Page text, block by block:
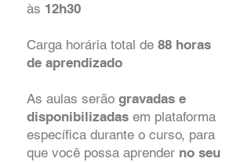
às 12h30
Carga horária total de 88 horas
de aprendizado
As aulas serão gravadas e
disponibilizadas em plataforma
específica durante o curso, para
que você possa aprender no seu